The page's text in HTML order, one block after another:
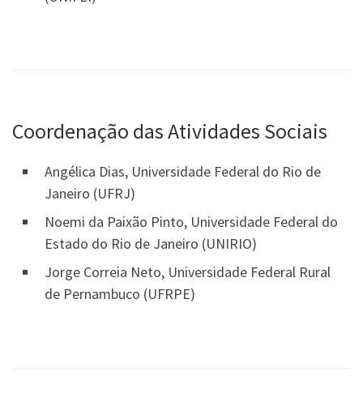
Coordenação das Atividades Sociais
Angélica Dias, Universidade Federal do Rio de
Janeiro (UFRJ)
Noemi da Paixão Pinto, Universidade Federal do
Estado do Rio de Janeiro (UNIRIO)
Jorge Correia Neto, Universidade Federal Rural
de Pernambuco (UFRPE)